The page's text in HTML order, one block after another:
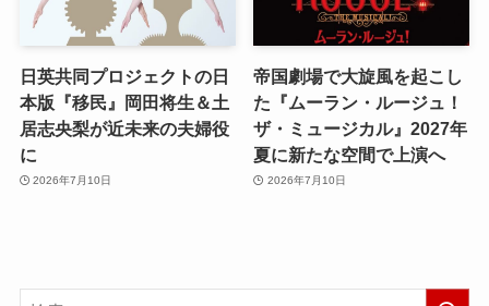
日英共同プロジェクトの日
本版『移民』岡田将生＆土
居志央梨が近未来の夫婦役
に
2026年7月10日
帝国劇場で大旋風を起こし
た『ムーラン・ルージュ！
ザ・ミュージカル』2027年
夏に新たな空間で上演へ
2026年7月10日